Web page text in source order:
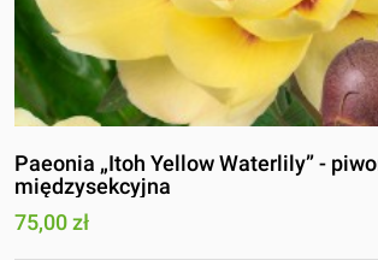
Paeonia „Itoh Yellow Waterlily” -
międzysekcyjna
75,00 zł